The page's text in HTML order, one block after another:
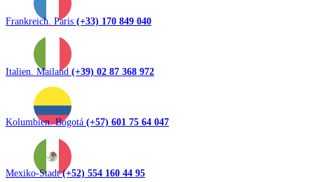
Frankreich. Paris (+33) 170 849 040
Italien. Mailand (+39) 02 87 368 972
Kolumbien. Bogotá (+57) 601 75 64 047
Mexiko-Stadt(+52) 554 160 44 95